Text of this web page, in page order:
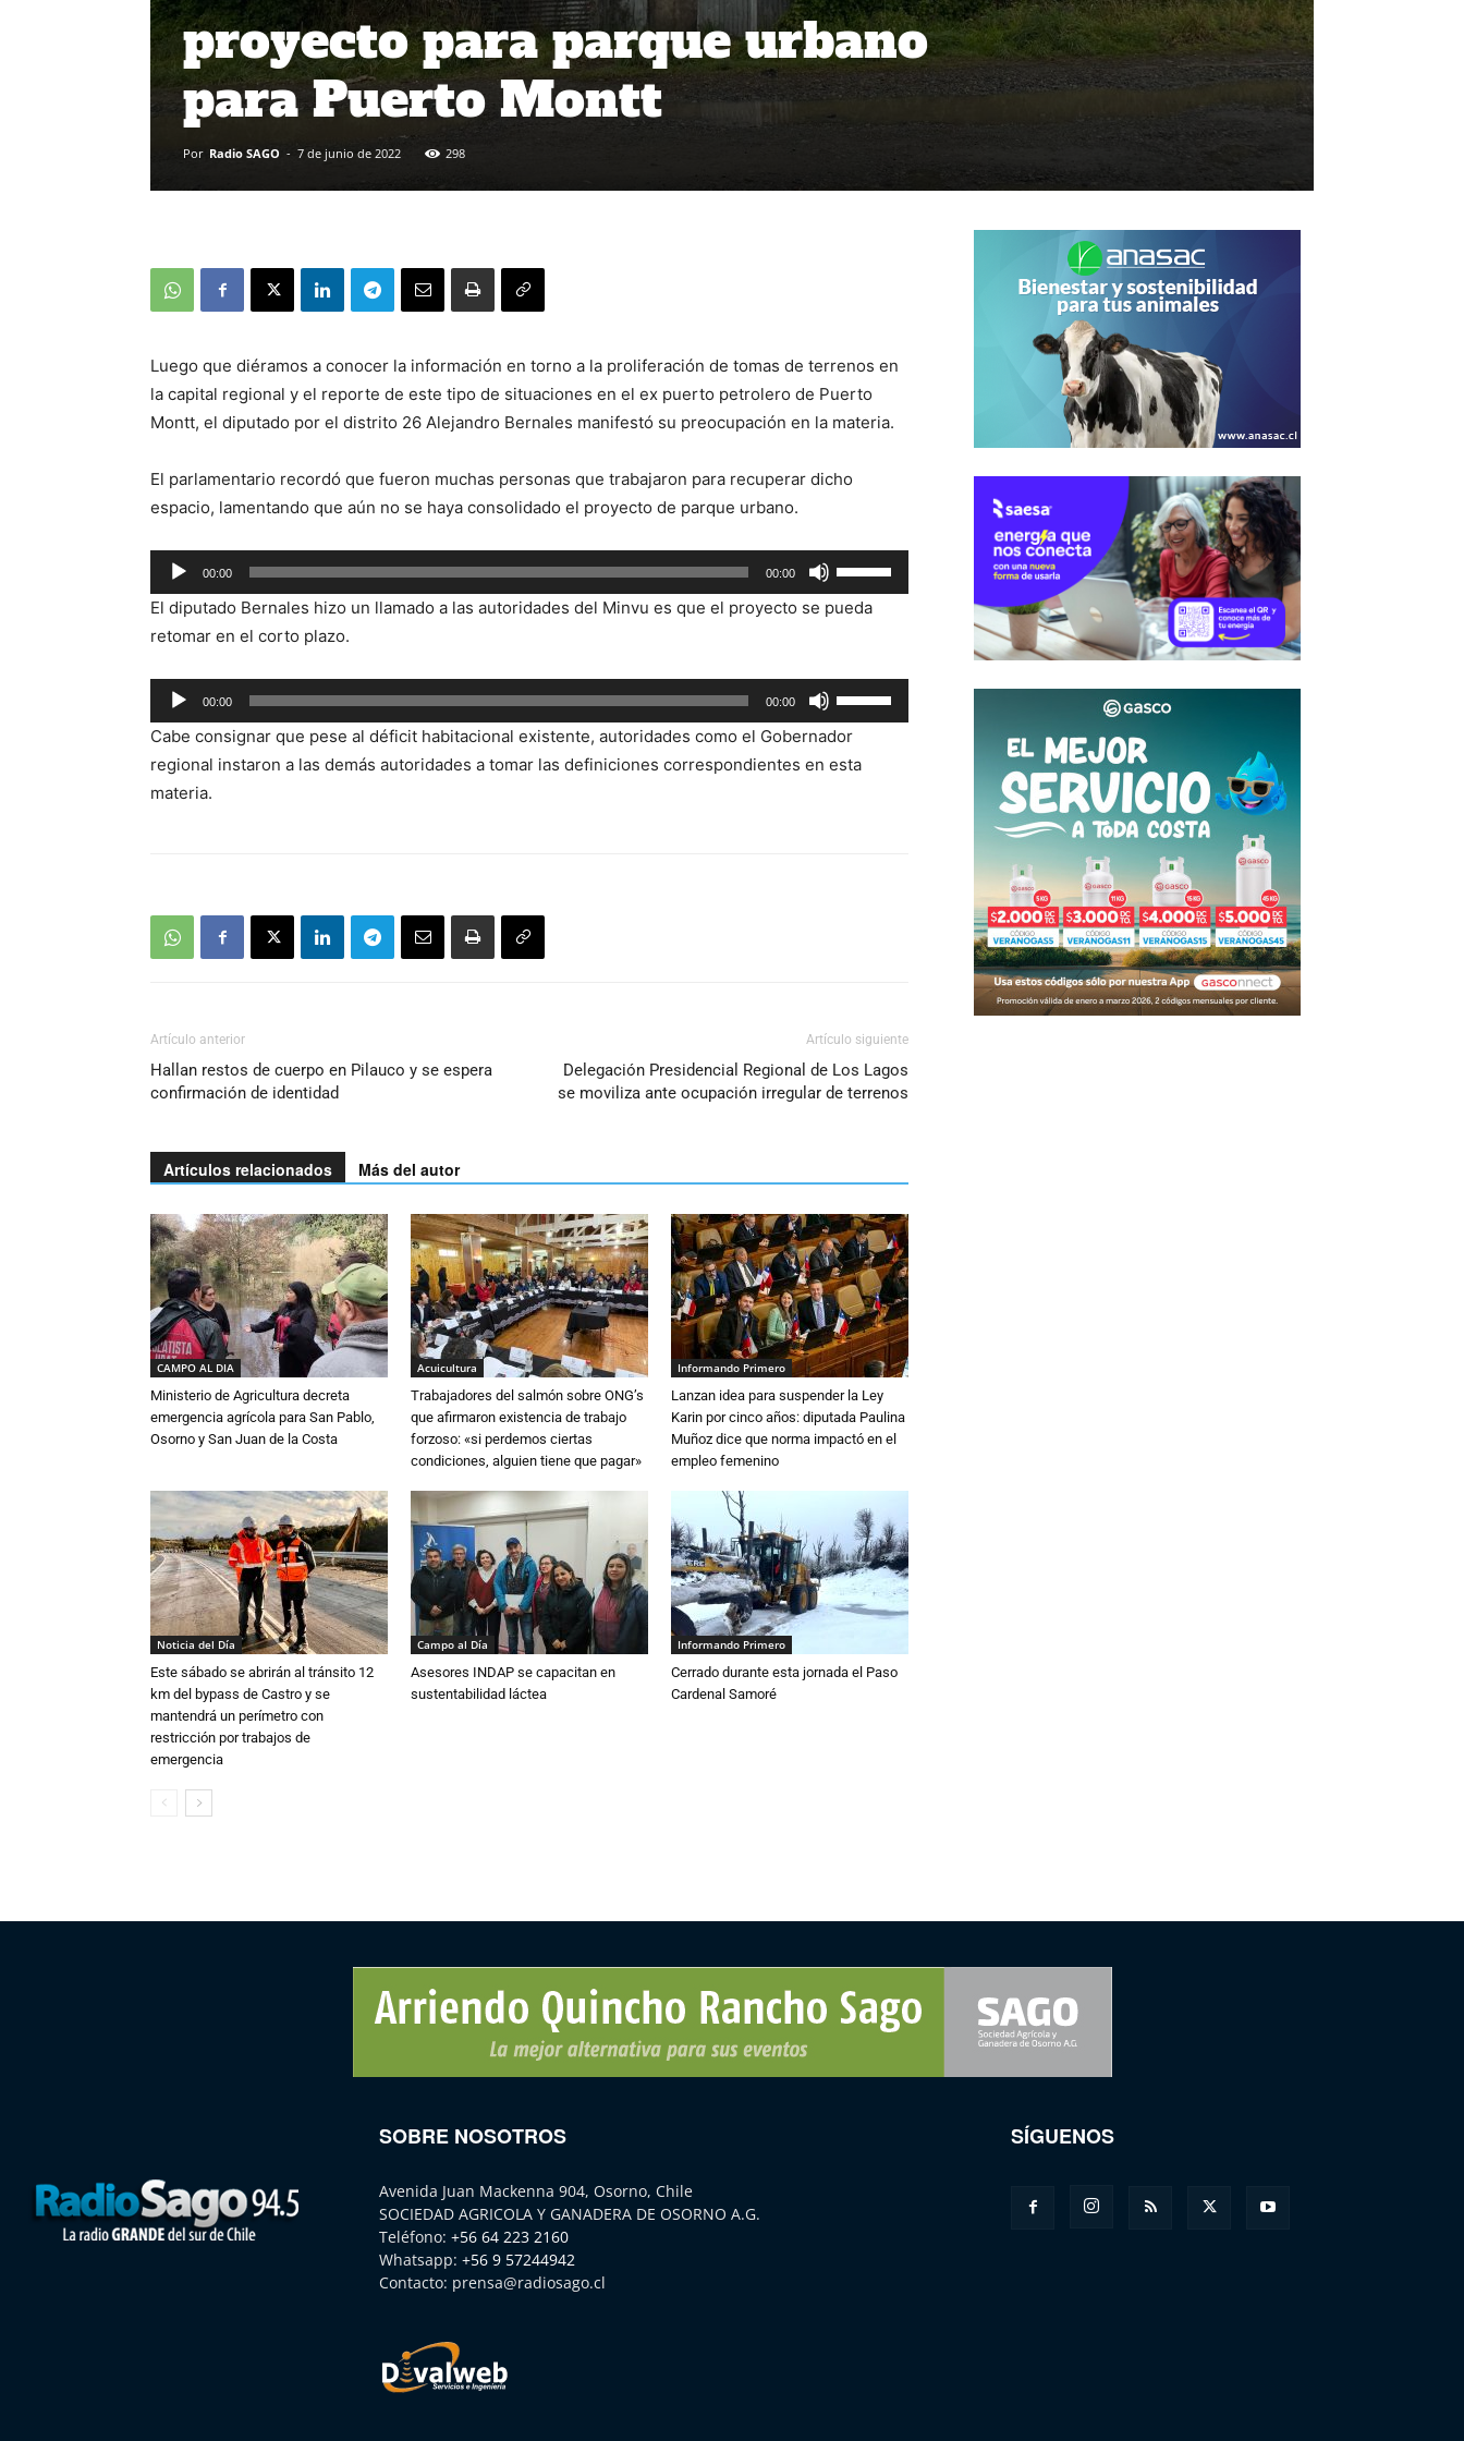
proyecto para parque urbano
para Puerto Montt
Por Radio SAGO - 7 de junio de 2022 298
Luego que diéramos a conocer la información en torno a la proliferación de tomas de terrenos en
la capital regional y el reporte de este tipo de situaciones en el ex puerto petrolero de Puerto
Montt, el diputado por el distrito 26 Alejandro Bernales manifestó su preocupación en la materia.
El parlamentario recordó que fueron muchas personas que trabajaron para recuperar dicho
espacio, lamentando que aún no se haya consolidado el proyecto de parque urbano.
Reproductor
de
audio
00:00 00:00
las
teclas
flecha
arriba/abajo
para
aumentar
El diputado Bernales hizo un llamado a las autoridades del Minvu es que el proyecto se pueda
retomar en el corto plazo.
Reproductor
de
audio
00:00 00:00
las
teclas
de
Cabe consignar que pese al déficit habitacional existente, autoridades como el Gobernador
regional instaron a las demás autoridades a tomar las definiciones correspondientes en esta
materia.
Artículo anterior
Hallan restos de cuerpo en Pilauco y se espera
confirmación de identidad
Artículo siguiente
Delegación Presidencial Regional de Los Lagos
se moviliza ante ocupación irregular de terrenos
Artículos relacionados Más del autor
CAMPO AL DIA
Ministerio de Agricultura decreta
emergencia agrícola para San Pablo,
Osorno y San Juan de la Costa
Acuicultura
Trabajadores del salmón sobre ONG’s
que afirmaron existencia de trabajo
forzoso: «si perdemos ciertas
condiciones, alguien tiene que pagar»
Informando Primero
Lanzan idea para suspender la Ley
Karin por cinco años: diputada Paulina
Muñoz dice que norma impactó en el
empleo femenino
Noticia del Día
Este sábado se abrirán al tránsito 12
km del bypass de Castro y se
mantendrá un perímetro con
restricción por trabajos de
emergencia
Campo al Día
Asesores INDAP se capacitan en
sustentabilidad láctea
Informando Primero
Cerrado durante esta jornada el Paso
Cardenal Samoré
SOBRE NOSOTROS
Avenida Juan Mackenna 904, Osorno, Chile
SOCIEDAD AGRICOLA Y GANADERA DE OSORNO A.G.
Teléfono: +56 64 223 2160
Whatsapp: +56 9 57244942
Contacto: prensa@radiosago.cl
SÍGUENOS